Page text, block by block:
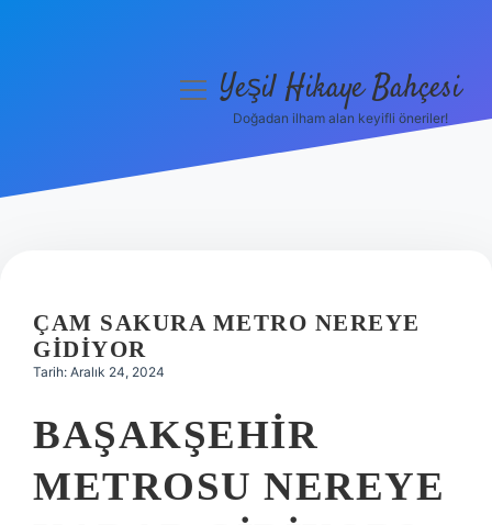
Hakkımızda
menüyüYeşil Hikaye Bahçesi
Doğadan ilham alan keyifli öneriler!
ÇAM SAKURA METRO NEREYE
GIDIYOR
Tarih: Aralık 24, 2024
BAŞAKŞEHIR
METROSU NEREYE